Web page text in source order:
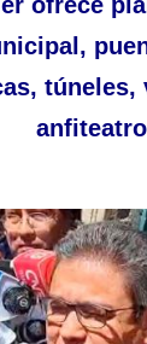
túneles,
anfiteatro